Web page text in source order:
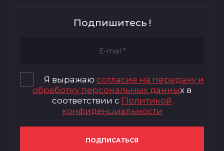
Подпишитесь !
Я выражаю согласие на передачу и
обработку персональных данных в
соответствии с Политикой
конфиденциальности
ПОДПИСАТЬСЯ